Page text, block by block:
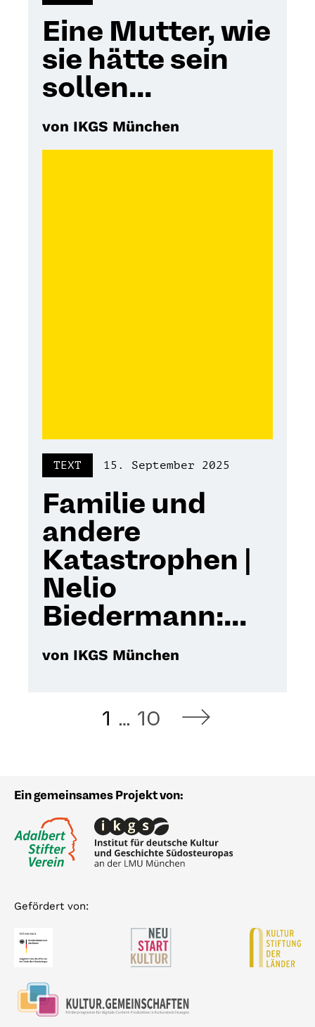
Eine Mutter, wie
sie hätte sein
sollen...
von IKGS München
TEXT 15. September 2025
Familie und
andere
Katastrophen |
Nelio
Biedermann:...
von IKGS München
1 … 10
Ein gemeinsames Projekt von:
Gefördert von: